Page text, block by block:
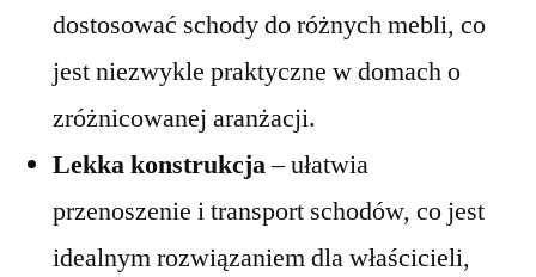
dostosować schody do różnych mebli, co
jest niezwykle praktyczne w domach o
zróżnicowanej aranżacji.
Lekka konstrukcja– ułatwia
przenoszenie i transport schodów, co jest
idealnym rozwiązaniem dla właścicieli,